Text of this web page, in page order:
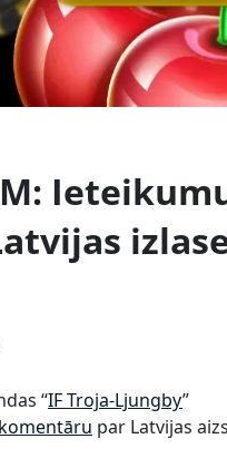
“IF Troja-Ljungby”
par Latvijas